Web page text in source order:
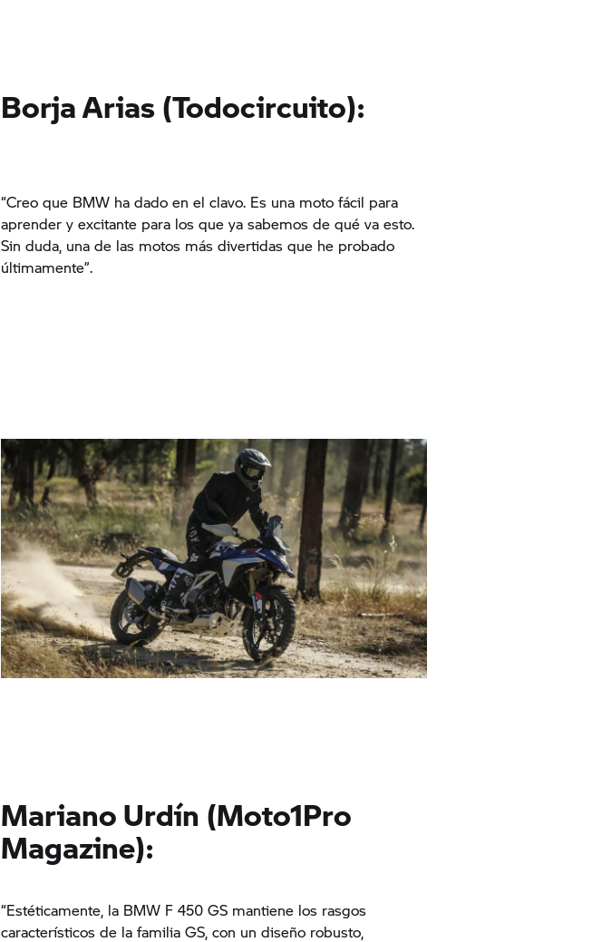
Borja Arias (Todocircuito):
“Creo que BMW ha dado en el clavo. Es una moto fácil para
aprender y excitante para los que ya sabemos de qué va esto.
Sin duda, una de las motos más divertidas que he probado
últimamente”.
Mariano Urdín (Moto1Pro
Magazine):
“Estéticamente, la BMW F 450 GS mantiene los rasgos
característicos de la familia GS, con un diseño robusto,